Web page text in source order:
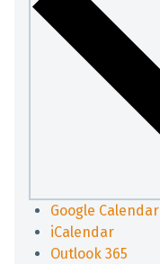
Google Calendar
iCalendar
Outlook 365